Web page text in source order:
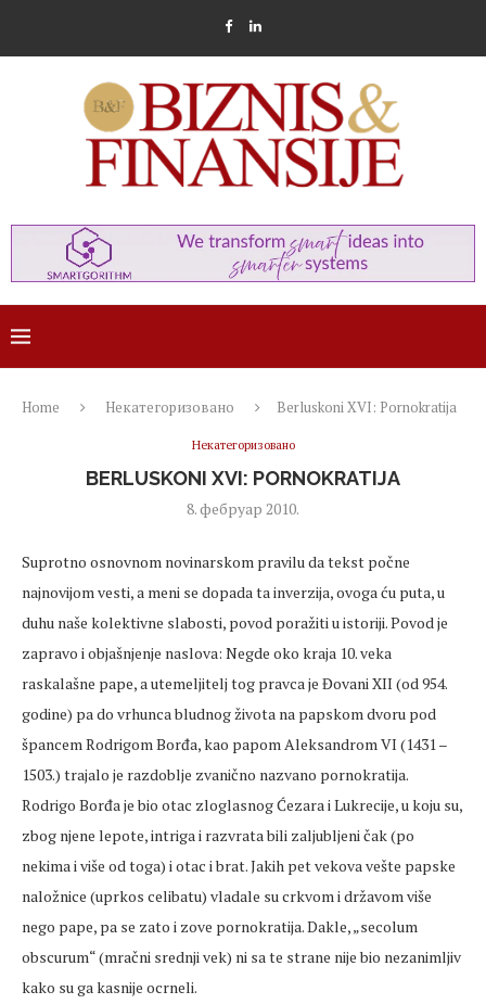
Home Некатегоризовано Berluskoni XVI: Pornokratija
Некатегоризовано
BERLUSKONI XVI: PORNOKRATIJA
8. фебруар 2010.
Suprotno osnovnom novinarskom pravilu da tekst počne
najnovijom vesti, a meni se dopada ta inverzija, ovoga ću puta, u
duhu naše kolektivne slabosti, povod poražiti u istoriji. Povod je
zapravo i objašnjenje naslova: Negde oko kraja 10. veka
raskalašne pape, a utemeljitelj tog pravca je Đovani XII (od 954.
godine) pa do vrhunca bludnog života na papskom dvoru pod
špancem Rodrigom Borđa, kao papom Aleksandrom VI (1431 –
1503.) trajalo je razdoblje zvanično nazvano pornokratija.
Rodrigo Borđa je bio otac zloglasnog Ćezara i Lukrecije, u koju su,
zbog njene lepote, intriga i razvrata bili zaljubljeni čak (po
nekima i više od toga) i otac i brat. Jakih pet vekova vešte papske
naložnice (uprkos celibatu) vladale su crkvom i državom više
nego pape, pa se zato i zove pornokratija. Dakle, „secolum
obscurum“ (mračni srednji vek) ni sa te strane nije bio nezanimljiv
kako su ga kasnije ocrneli.